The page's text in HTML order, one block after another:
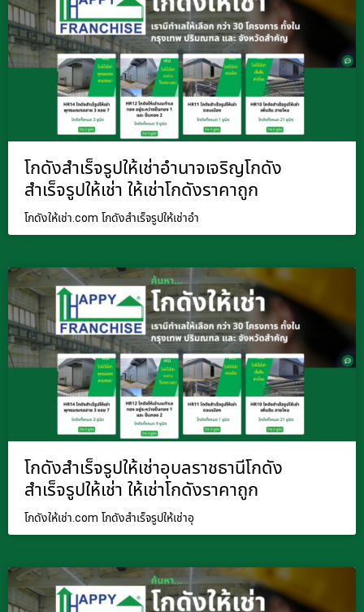
โกดังสำเร็จรูปให้เช่าอำนาจเจริญโกดัง
สำเร็จรูปให้เช่า ให้เช่าโกดังราคาถูก
โกดังให้เช่า.com โกดังสำเร็จรูปให้เช่าอำ
โกดังสำเร็จรูปให้เช่าอุบลราชธานีโกดัง
สำเร็จรูปให้เช่า ให้เช่าโกดังราคาถูก
โกดังให้เช่า.com โกดังสำเร็จรูปให้เช่าอุ